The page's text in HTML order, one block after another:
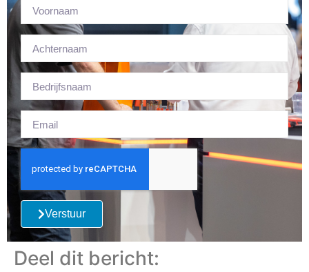
Verstuur
Deel dit bericht: